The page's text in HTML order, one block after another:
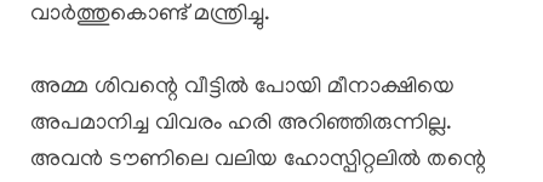
വാർത്തുകൊണ്ട് മന്ത്രിച്ചു.
അമ്മ ശിവന്റെ വീട്ടിൽ പോയി മീനാക്ഷിയെ
അപമാനിച്ച വിവരം ഹരി അറിഞ്ഞിരുന്നില്ല.
അവൻ ടൗണിലെ വലിയ ഹോസ്പിറ്റലിൽ തന്റെ